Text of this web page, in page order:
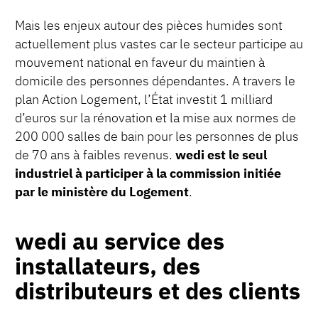
Mais les enjeux autour des pièces humides sont
actuellement plus vastes car le secteur participe au
mouvement national en faveur du maintien à
domicile des personnes dépendantes. A travers le
plan Action Logement, l’État investit 1 milliard
d’euros sur la rénovation et la mise aux normes de
200 000 salles de bain pour les personnes de plus
de 70 ans à faibles revenus. wedi est le seul
industriel à participer à la commission initiée
par le ministère du Logement.
wedi au service des
installateurs, des
distributeurs et des clients